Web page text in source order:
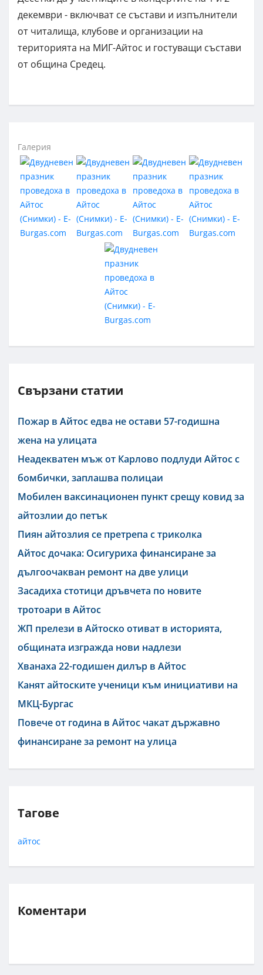
декември - включват се състави и изпълнители
от читалища, клубове и организации на
територията на МИГ-Айтос и гостуващи състави
от община Средец.
Галерия
Свързани статии
Пожар в Айтос едва не остави 57-годишна
жена на улицата
Неадекватен мъж от Карлово подлуди Айтос с
бомбички, заплашва полицаи
Мобилен ваксинационен пункт срещу ковид за
айтозлии до петък
Пиян айтозлия се претрепа с триколка
Айтос дочака: Осигуриха финансиране за
дългоочакван ремонт на две улици
Засадиха стотици дръвчета по новите
тротоари в Айтос
ЖП прелези в Айтоско отиват в историята,
общината изгражда нови надлези
Хванаха 22-годишен дилър в Айтос
Канят айтоските ученици към инициативи на
МКЦ-Бургас
Повече от година в Айтос чакат държавно
финансиране за ремонт на улица
Тагове
айтос
Коментари